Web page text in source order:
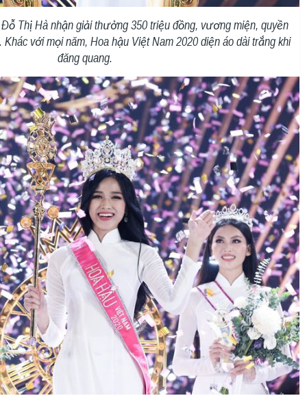
Thị Hà nhận giải thưởng 350 triệu đồng, vương miện, quyền
với mọi năm, Hoa hậu Việt Nam 2020 diện áo dài trắng khi
đăng quang.